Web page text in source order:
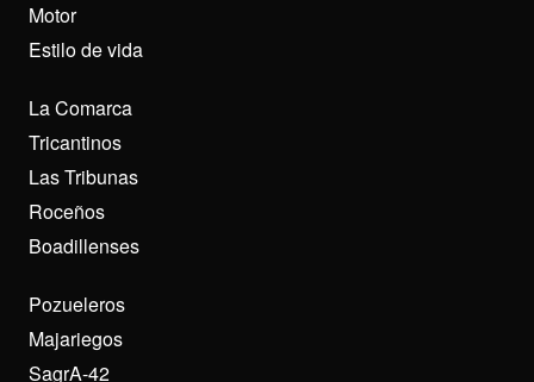
Motor
Estilo de vida
La Comarca
Tricantinos
Las Tribunas
Roceños
Boadillenses
Pozueleros
Majariegos
SagrA-42